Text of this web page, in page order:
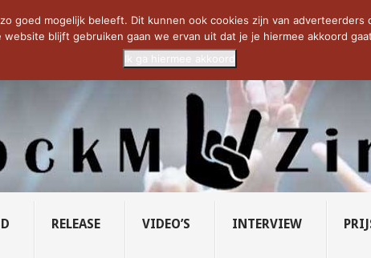
PRIDE OF LIONS – U... SAVATAGE KOMT TERUG IN 0... CD
RELEASE VIDEO’S INTERVIEW
goed mogelijk beleeft. Dit kunnen ook cookies zijn van
website blijft gebruiken gaan we ervan uit dat je je hiermee akkoord
Ik ga hiermee akkoord